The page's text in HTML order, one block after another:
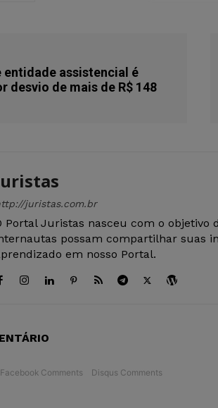
entidade assistencial é
desvio de mais de R$ 148
juristas.com.br
Portal Juristas nasceu com o
possam compartilhar suas
em nosso Portal.
Facebook Comments Disqus Comments